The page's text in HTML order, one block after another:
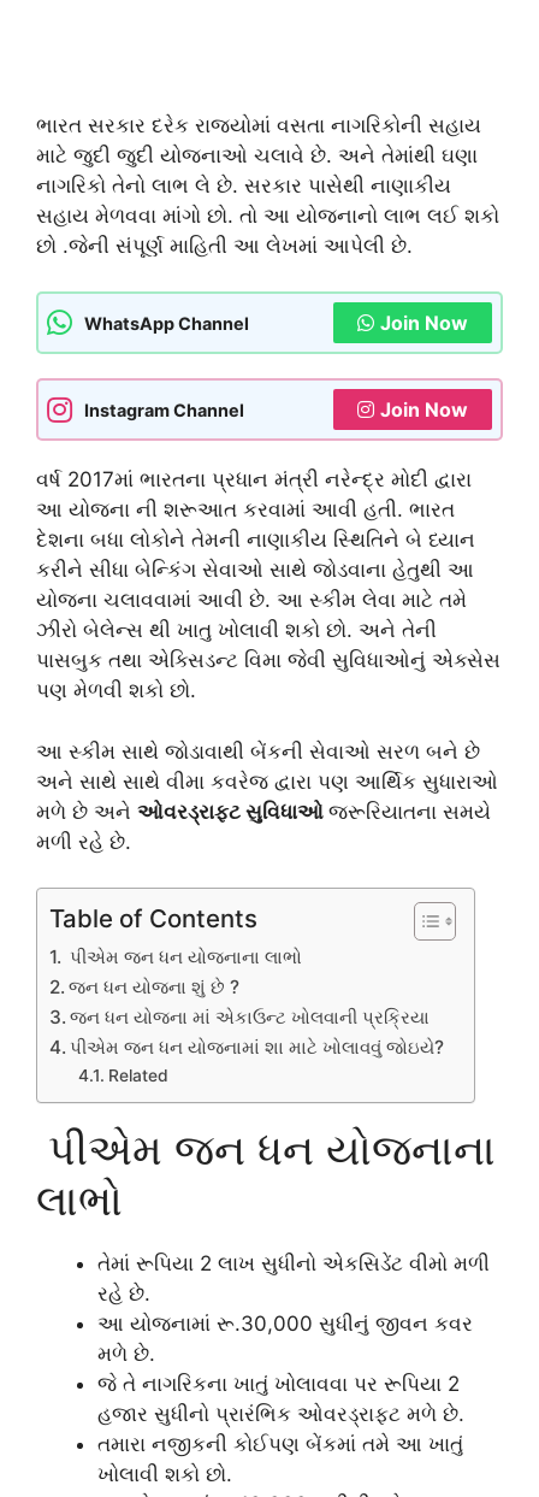
ભારત સરકાર દરેક રાજ્યોમાં વસતા નાગરિકોની સહાય
માટે જુદી જુદી યોજનાઓ ચલાવે છે. અને તેમાંથી ઘણા
નાગરિકો તેનો લાભ લે છે. સરકાર પાસેથી નાણાકીય
સહાય મેળવવા માંગો છો. તો આ યોજનાનો લાભ લઈ શકો
છો .જેની સંપૂર્ણ માહિતી આ લેખમાં આપેલી છે.
WhatsApp Channel Join Now
Instagram Channel Join Now
વર્ષ 2017માં ભારતના પ્રધાન મંત્રી નરેન્દ્ર મોદી દ્વારા
આ યોજના ની શરૂઆત કરવામાં આવી હતી. ભારત
દેશના બધા લોકોને તેમની નાણાકીય સ્થિતિને બે ધ્યાન
કરીને સીધા બેન્કિંગ સેવાઓ સાથે જોડવાના હેતુથી આ
યોજના ચલાવવામાં આવી છે. આ સ્કીમ લેવા માટે તમે
ઝીરો બેલેન્સ થી ખાતુ ખોલાવી શકો છો. અને તેની
પાસબુક તથા એક્સિડન્ટ વિમા જેવી સુવિધાઓનું એક્સેસ
પણ મેળવી શકો છો.
આ સ્કીમ સાથે જોડાવાથી બેંકની સેવાઓ સરળ બને છે
અને સાથે સાથે વીમા કવરેજ દ્વારા પણ આર્થિક સુધારાઓ
મળે છે અને ઓવરડ્રાફ્ટ સુવિધાઓ જરૂરિયાતના સમયે
મળી રહે છે.
Table of Contents
પીએમ જન ધન યોજનાના લાભો
જન ધન યોજના શું છે ?
જન ધન યોજના માં એકાઉન્ટ ખોલવાની પ્રક્રિયા
પીએમ જન ધન યોજનામાં શા માટે ખોલાવવું જોઇયે?
Related
પીએમ જન ધન યોજનાના
લાભો
તેમાં રૂપિયા 2 લાખ સુધીનો એકસિડેંટ વીમો મળી
રહે છે.
આ યોજનામાં રૂ.30,000 સુધીનું જીવન કવર
મળે છે.
જે તે નાગરિકના ખાતું ખોલાવવા પર રૂપિયા 2
હજાર સુધીનો પ્રારંભિક ઓવરડ્રાફ્ટ મળે છે.
તમારા નજીકની કોઈપણ બેંકમાં તમે આ ખાતું
ખોલાવી શકો છો.